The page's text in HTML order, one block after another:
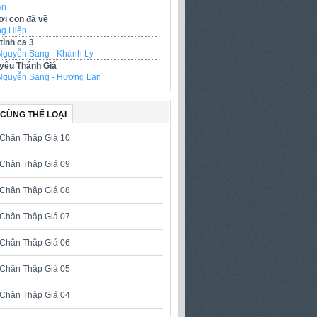
con đã về
Hiệp
ca 3
Sang - Khánh Ly
Thánh Giá
Sang - Hương Lan
THỂ LOẠI
Thập Giá 10
Thập Giá 09
Thập Giá 08
Thập Giá 07
Thập Giá 06
Thập Giá 05
Thập Giá 04